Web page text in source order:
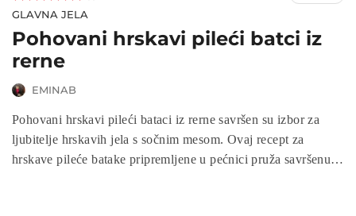
GLAVNA JELA
Pohovani hrskavi pileći batci iz
rerne
EMINAB
Pohovani hrskavi pileći bataci iz rerne savršen su izbor za
ljubitelje hrskavih jela s sočnim mesom. Ovaj recept za
hrskave pileće batake pripremljene u pećnici pruža savršenu